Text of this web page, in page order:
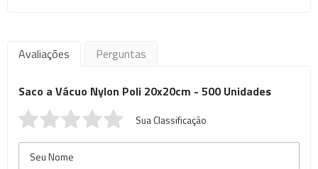
Avaliações Perguntas
Saco a Vácuo Nylon Poli 20x20cm - 500 Unidades
Sua Classificação